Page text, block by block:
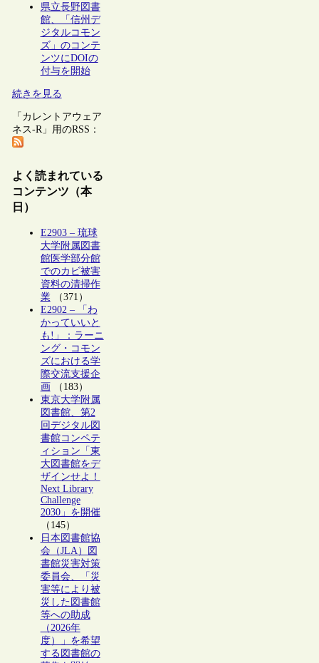
県立長野図書
館、「信州デ
ジタルコモン
ズ」のコンテ
ンツにDOIの
付与を開始
続きを見る
「カレントアウェア
ネス-R」用のRSS：
よく読まれている
コンテンツ（本
日）
E2903 – 琉球
大学附属図書
館医学部分館
でのカビ被害
資料の清掃作
業（371）
E2902 – 「わ
かっていいと
も!」：ラーニ
ング・コモン
ズにおける学
際交流支援企
画 （183）
東京大学附属
図書館、第2
回デジタル図
書館コンペテ
ィション「東
大図書館をデ
ザインせよ！
Next Library
Challenge
2030」を開催
（145）
日本図書館協
会（JLA）図
書館災害対策
委員会、「災
害等により被
災した図書館
等への助成
（2026年
度）」を希望
する図書館の